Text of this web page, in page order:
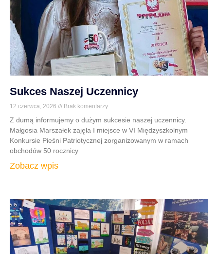
Sukces Naszej Uczennicy
12 czerwca, 2026 Brak komentarzy
Z dumą informujemy o dużym sukcesie naszej uczennicy.
Małgosia Marszałek zajęła I miejsce w VI Międzyszkolnym
Konkursie Pieśni Patriotycznej zorganizowanym w ramach
obchodów 50 rocznicy
Zobacz wpis